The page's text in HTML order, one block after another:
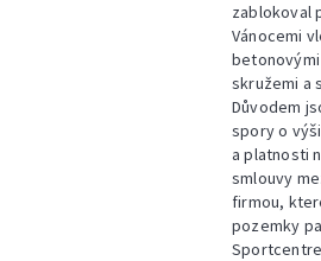
zablokoval
Vánocemi
betonovými
skružemi a
Důvodem
spory o
a platnosti
smlouvy
firmou,
pozemky